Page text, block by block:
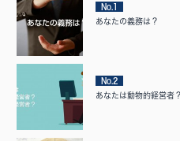
No.1
あなたの義務は？
No.2
あなたは動物的経営者